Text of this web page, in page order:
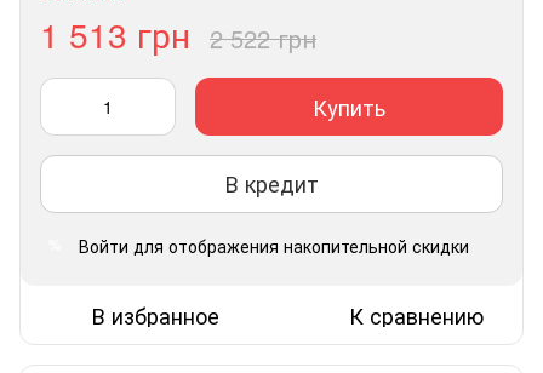
1 513 грн 2 522 грн
Купить
В кредит
Войти для отображения накопительной скидки
В избранное К сравнению